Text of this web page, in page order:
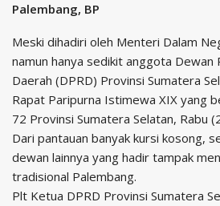
Palembang, BP
Meski dihadiri oleh Menteri Dalam
namun hanya sedikit anggota Dewan
Daerah (DPRD) Provinsi Sumatera
Rapat Paripurna Istimewa XIX yang
72 Provinsi Sumatera Selatan, Rabu
Dari pantauan banyak kursi kosong,
dewan lainnya yang hadir tampak
tradisional Palembang.
Plt Ketua DPRD Provinsi Sumatera